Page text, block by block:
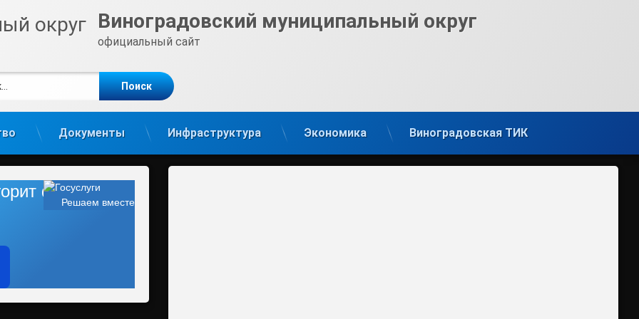
Виноградовский муниципальный округ
официальный сайт
Документы Инфраструктура Экономика Виноградовская ТИК
Решаем вместе
фонарь?